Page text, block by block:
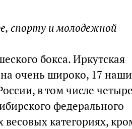
спорту и молодежной
бокса. Иркутская
очень широко, 17
в том числе четыре
федерального
категориях,